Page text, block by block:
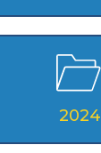
2024